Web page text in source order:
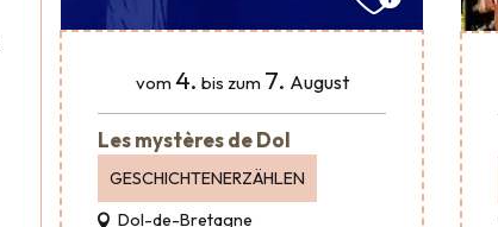
vom 4. bis zum 7. August
Les mystères de Dol
GESCHICHTENERZÄHLEN
Dol-de-Bretagne